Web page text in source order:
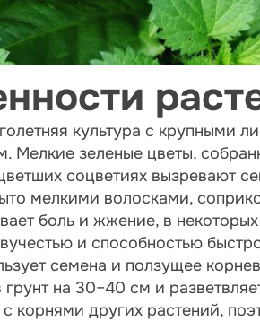
культура с крупными
Мелкие зеленые цветы,
соцветиях вызревают
мелкими волосками,
боль и жжение, в
и способностью
семена и ползущее
грунт на 30–40 см и
с корнями других растений,